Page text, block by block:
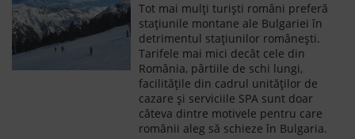
Tot mai mulți turiști români preferă
stațiunile montane ale Bulgariei în
detrimentul stațiunilor românești.
Tarifele mai mici decât cele din
România, pârtiile de schi lungi,
facilitățile din cadrul unităților de
cazare și serviciile SPA sunt doar
câteva dintre motivele pentru care
românii aleg să schieze în Bulgaria.